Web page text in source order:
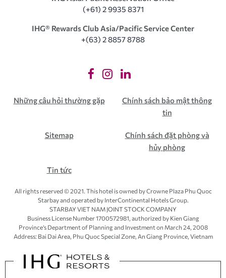
(+61) 2 9935 8371
IHG®️ Rewards Club Asia/Pacific Service Center
+(63) 2 8857 8788
Những câu hỏi thường gặp
Chính sách bảo mật thông
tin
Sitemap
Chính sách đặt phòng và
hủy phòng
Tin tức
All rights reserved © 2021. This hotel is owned by Crowne Plaza Phu Quoc
Starbay and operated by InterContinental Hotels Group.
STARBAY VIET NAM JOINT STOCK COMPANY
Business License Number 1700572981, authorized by Kien Giang
Province’s Department of Planning and Investmenton March 24, 2008
Address: Bai Dai Area, Phu Quoc Special Zone, An Giang Province, Vietnam